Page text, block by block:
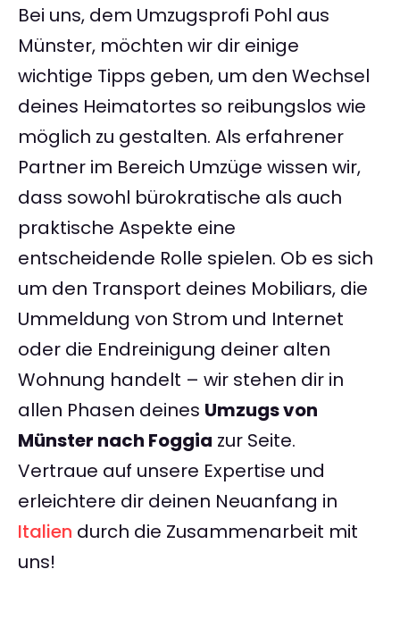
Bei uns, dem Umzugsprofi Pohl aus
Münster, möchten wir dir einige
wichtige Tipps geben, um den Wechsel
deines Heimatortes so reibungslos wie
möglich zu gestalten. Als erfahrener
Partner im Bereich Umzüge wissen wir,
dass sowohl bürokratische als auch
praktische Aspekte eine
entscheidende Rolle spielen. Ob es sich
um den Transport deines Mobiliars, die
Ummeldung von Strom und Internet
oder die Endreinigung deiner alten
Wohnung handelt – wir stehen dir in
allen Phasen deines Umzugs von
Münster nach Foggia zur Seite.
Vertraue auf unsere Expertise und
erleichtere dir deinen Neuanfang in
Italien durch die Zusammenarbeit mit
uns!